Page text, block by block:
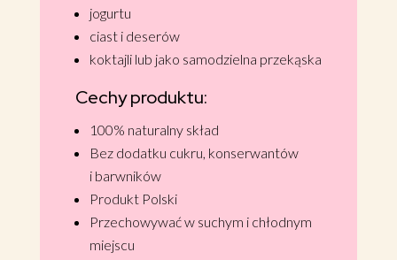
jogurtu
ciast i deserów
koktajli lub jako samodzielna przekąska
Cechy produktu:
100% naturalny skład
Bez dodatku cukru, konserwantów
i barwników
Produkt Polski
Przechowywać w suchym i chłodnym
miejscu